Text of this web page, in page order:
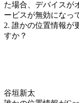
た場合、デバイスが
ービスが無効になっ
2. 誰かの位置情報が
すか？
谷垣新太